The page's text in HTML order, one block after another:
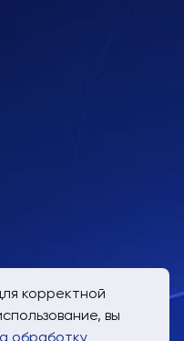
корректной
вы
обработку